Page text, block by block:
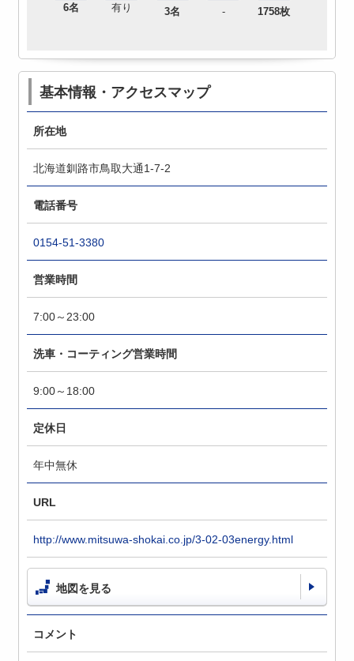
6名 有り 3名 - 1758枚
基本情報・アクセスマップ
所在地
北海道釧路市鳥取大通1-7-2
電話番号
0154-51-3380
営業時間
7:00～23:00
洗車・コーティング営業時間
9:00～18:00
定休日
年中無休
URL
http://www.mitsuwa-shokai.co.jp/3-02-03energy.html
地図を見る
コメント